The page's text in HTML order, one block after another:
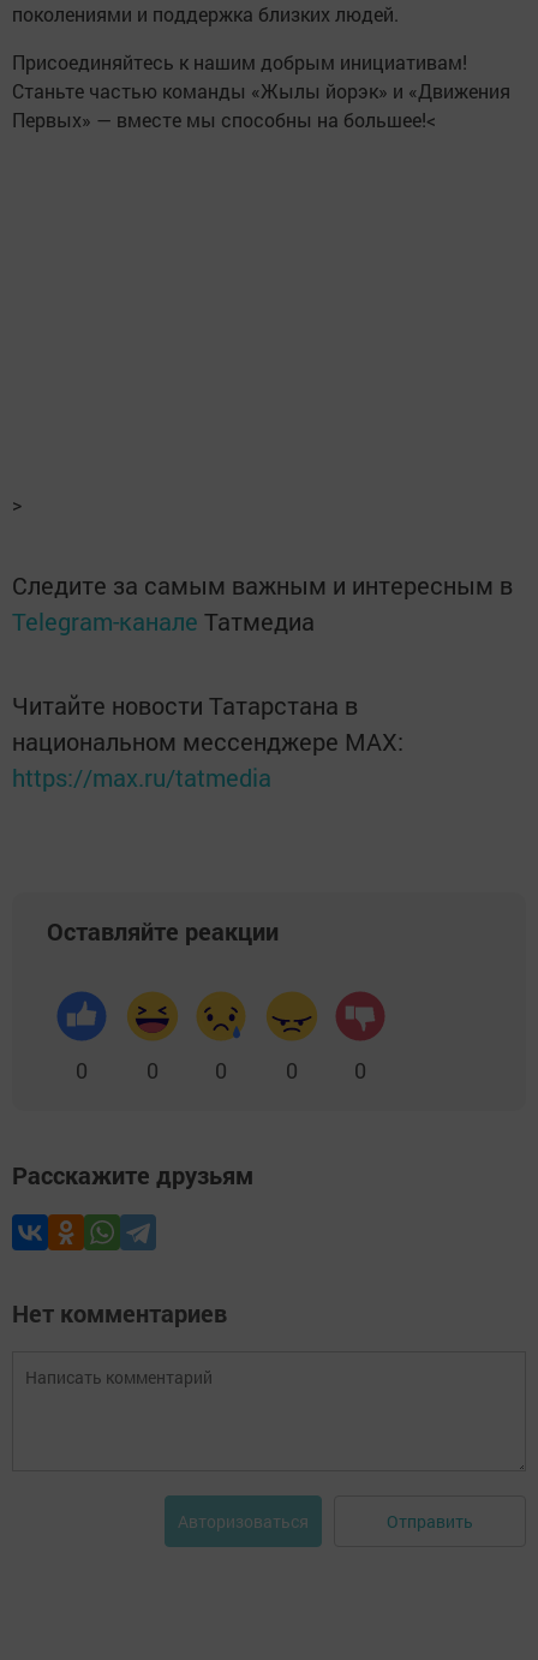
поколениями и поддержка близких людей.
Присоединяйтесь к нашим добрым инициативам!
Станьте частью команды «Жылы йорэк» и «Движения
Первых» — вместе мы способны на большее!<
>
Следите за самым важным и интересным в
Telegram-канале Татмедиа
Читайте новости Татарстана в
национальном мессенджере MАХ:
https://max.ru/tatmedia
Оставляйте реакции
0 0 0 0 0
Расскажите друзьям
Нет комментариев
Авторизоваться Отправить